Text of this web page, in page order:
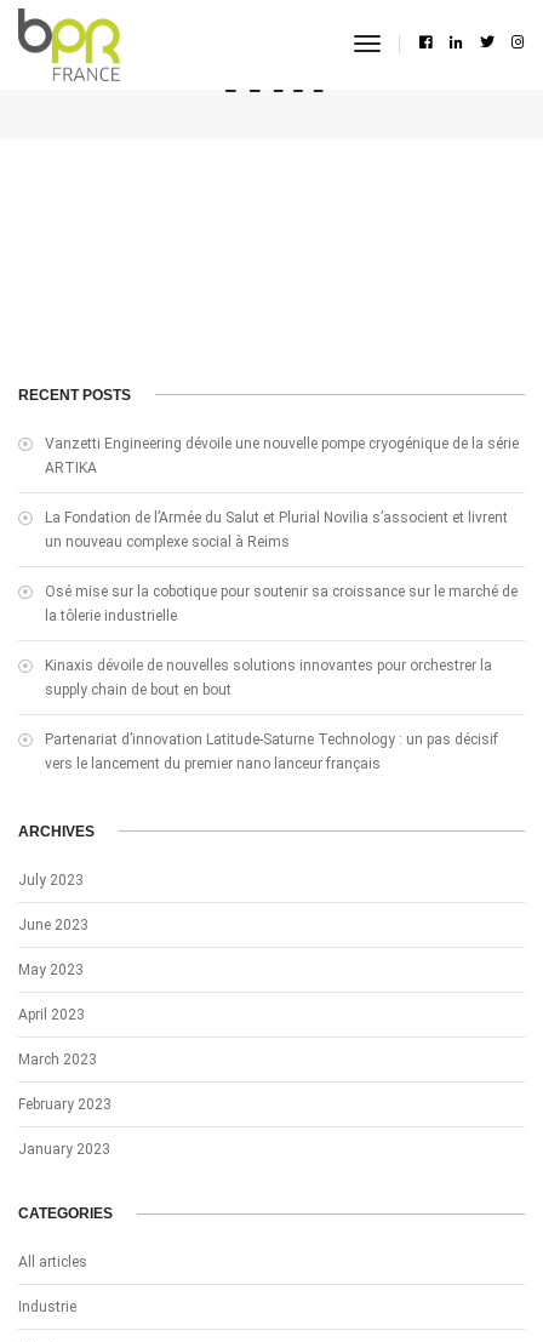
toggle
wifi
RECENT POSTS
Vanzetti Engineering dévoile une nouvelle pompe cryogénique de la série
ARTIKA
La Fondation de l’Armée du Salut et Plurial Novilia s’associent et livrent
un nouveau complexe social à Reims
Osé mise sur la cobotique pour soutenir sa croissance sur le marché de
la tôlerie industrielle
Kinaxis dévoile de nouvelles solutions innovantes pour orchestrer la
supply chain de bout en bout
Partenariat d’innovation Latitude-Saturne Technology : un pas décisif
vers le lancement du premier nano lanceur français
ARCHIVES
July 2023
June 2023
May 2023
April 2023
March 2023
February 2023
January 2023
CATEGORIES
All articles
Industrie